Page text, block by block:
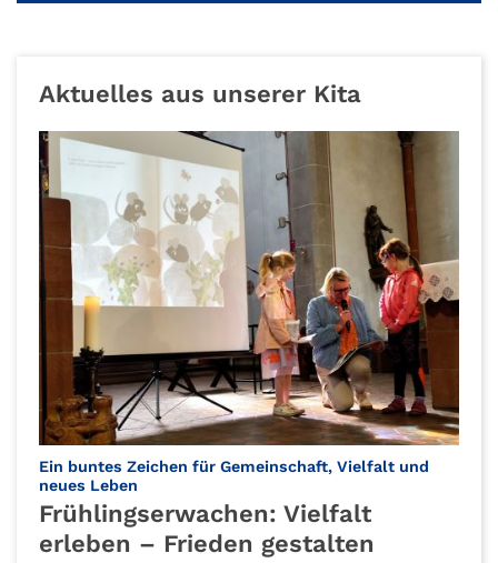
Aktuelles aus unserer Kita
Ein buntes Zeichen für Gemeinschaft, Vielfalt und
neues Leben
Frühlingserwachen: Vielfalt
erleben – Frieden gestalten